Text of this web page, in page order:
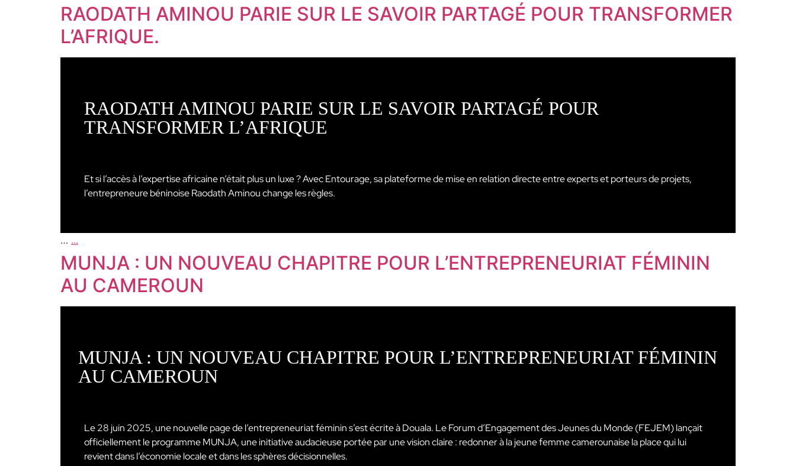
RAODATH AMINOU PARIE SUR LE SAVOIR PARTAGÉ POUR TRANSFORMER
L’AFRIQUE.
RAODATH AMINOU PARIE SUR LE SAVOIR PARTAGÉ POUR
TRANSFORMER L’AFRIQUE
Et si l’accès à l’expertise africaine n’était plus un luxe ? Avec Entourage, sa plateforme de mise en relation directe entre experts et porteurs de projets,
l’entrepreneure béninoise Raodath Aminou change les règles.
… ...
MUNJA : UN NOUVEAU CHAPITRE POUR L’ENTREPRENEURIAT FÉMININ
AU CAMEROUN
MUNJA : UN NOUVEAU CHAPITRE POUR L’ENTREPRENEURIAT FÉMININ
AU CAMEROUN
Le 28 juin 2025, une nouvelle page de l’entrepreneuriat féminin s’est écrite à Douala. Le Forum d’Engagement des Jeunes du Monde (FEJEM) lançait
officiellement le programme MUNJA, une initiative audacieuse portée par une vision claire : redonner à la jeune femme camerounaise la place qui lui
revient dans l’économie locale et dans les sphères décisionnelles.